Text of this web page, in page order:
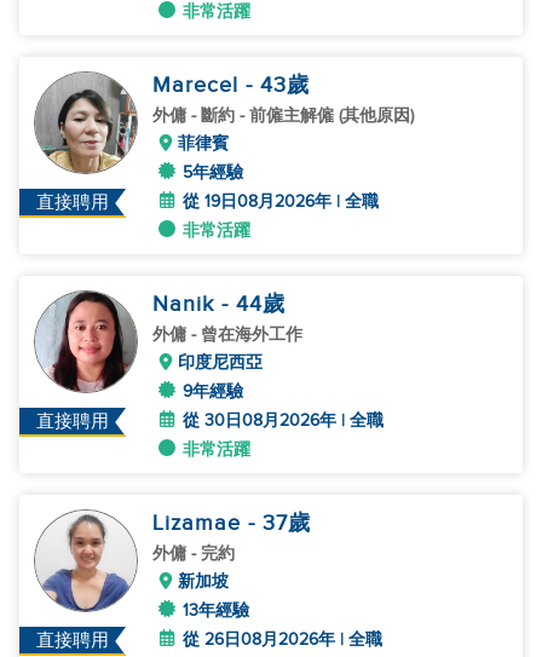
非常活躍
直接聘用
Marecel - 43歲
外傭 - 斷約 - 前僱主解僱 (其他原因)
菲律賓
5年經驗
從 19日08月2026年 | 全職
非常活躍
直接聘用
Nanik - 44歲
外傭 - 曾在海外工作
印度尼西亞
9年經驗
從 30日08月2026年 | 全職
非常活躍
直接聘用
Lizamae - 37歲
外傭 - 完約
新加坡
13年經驗
從 26日08月2026年 | 全職